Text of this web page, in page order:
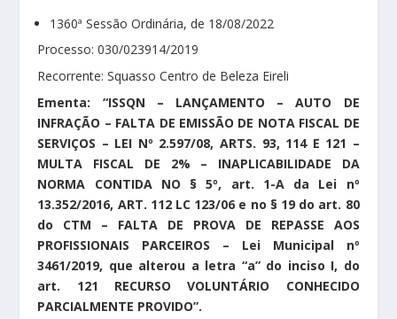
1360ª Sessão Ordinária, de 18/08/2022
Processo: 030/023914/2019
Recorrente: Squasso Centro de Beleza Eireli
Ementa: “ISSQN – LANÇAMENTO – AUTO DE
INFRAÇÃO – FALTA DE EMISSÃO DE NOTA FISCAL DE
SERVIÇOS – LEI Nº 2.597/08, ARTS. 93, 114 E 121 –
MULTA FISCAL DE 2% – INAPLICABILIDADE DA
NORMA CONTIDA NO § 5º, art. 1-A da Lei nº
13.352/2016, ART. 112 LC 123/06 e no § 19 do art. 80
do CTM – FALTA DE PROVA DE REPASSE AOS
PROFISSIONAIS PARCEIROS – Lei Municipal nº
3461/2019, que alterou a letra “a” do inciso I, do
art. 121 RECURSO VOLUNTÁRIO CONHECIDO
PARCIALMENTE PROVIDO”.